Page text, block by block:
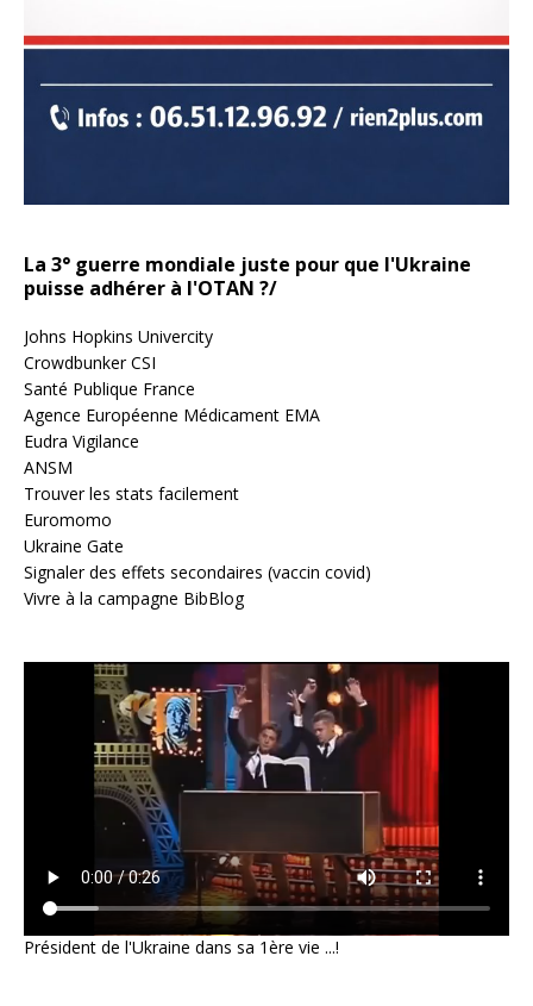
La 3° guerre mondiale juste pour que l'Ukraine
puisse adhérer à l'OTAN ?/
Johns Hopkins Univercity
Crowdbunker CSI
Santé Publique France
Agence Européenne Médicament EMA
Eudra Vigilance
ANSM
Trouver les stats facilement
Euromomo
Ukraine Gate
Signaler des effets secondaires (vaccin covid)
Vivre à la campagne BibBlog
Président de l'Ukraine dans sa 1ère vie ...!